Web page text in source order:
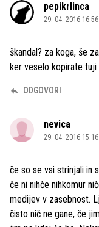
pepikrlinca
29. 04. 2016 16.56
škandal? za koga, še
ker veselo kopirate
ODGOVORI
nevica
29. 04. 2016 15.16
če so se vsi strinjali in
če ni nihče nihkomur
medijev v zasebnost.
čisto nič ne gane, če